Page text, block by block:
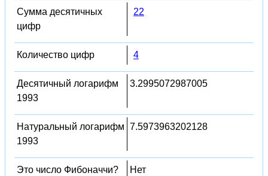
Сумма десятичных
цифр
22
Количество цифр 4
Десятичный логарифм
1993
3.2995072987005
Натуральный логарифм
1993
7.5973963202128
Это число Фибоначчи? Нет